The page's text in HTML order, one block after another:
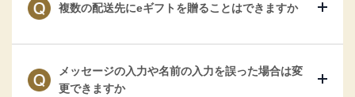
複数の配送先にeギフトを贈ることはできますか
メッセージの入力や名前の入力を誤った場合は変
更できますか